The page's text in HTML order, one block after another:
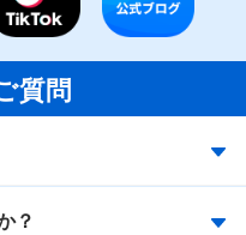
質問
？